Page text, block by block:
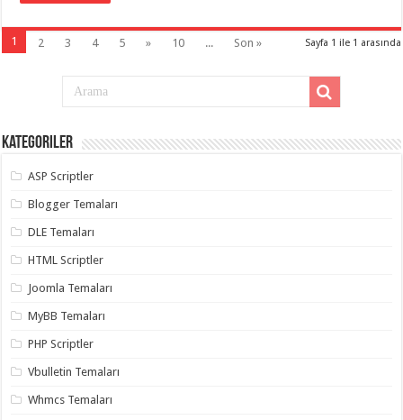
Sayfa 1 ile 1 arasında
1 2 3 4 5 » 10 ... Son »
Kategoriler
ASP Scriptler
Blogger Temaları
DLE Temaları
HTML Scriptler
Joomla Temaları
MyBB Temaları
PHP Scriptler
Vbulletin Temaları
Whmcs Temaları